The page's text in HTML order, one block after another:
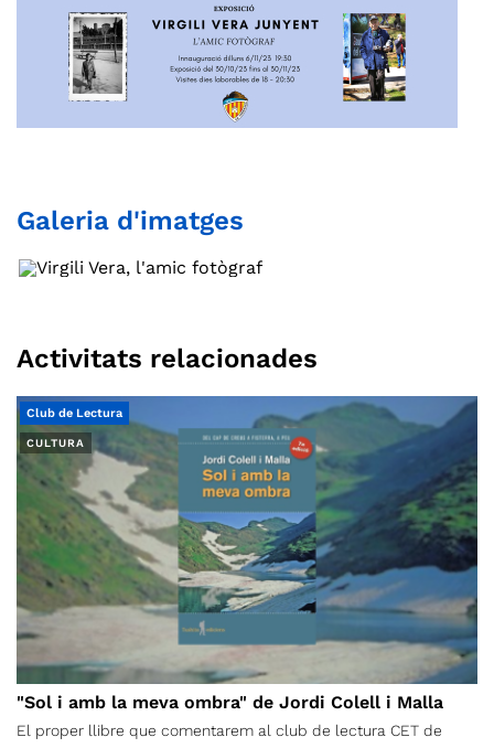
Galeria d'imatges
Activitats relacionades
CULTURA
Club de Lectura
"Sol i amb la meva ombra" de Jordi Colell i Malla
El proper llibre que comentarem al club de lectura CET de